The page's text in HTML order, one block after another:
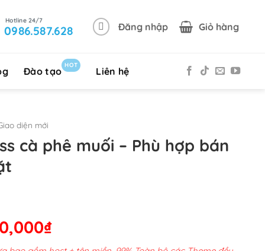
0986.587.628 Đăng nhập Giỏ hàng
Đào tạo
HOT
Liên hệ
diện mới
cà phê muối – Phù hợp bán
₫Giá
hiện